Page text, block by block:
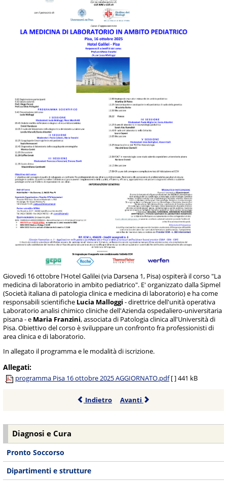
Giovedì 16 ottobre l'Hotel Galilei (via Darsena 1, Pisa) ospiterà il corso "La
medicina di laboratorio in ambito pediatrico". E' organizzato dalla Sipmel
(Società italiana di patologia clinica e medicina di laboratorio) e ha come
responsabili scientifiche Lucia Malloggi - direttrice dell'unità operativa
Laboratorio analisi chimico cliniche dell'Azienda ospedaliero-universitaria
pisana - e Maria Franzini, associata di Patologia clinica all'Università di
Pisa. Obiettivo del corso è sviluppare un confronto fra professionisti di
area clinica e di laboratorio.
In allegato il programma e le modalità di iscrizione.
Allegati:
programma Pisa 16 ottobre 2025 AGGIORNATO.pdf [ ]441 kB
Indietro Avanti
Diagnosi e Cura
Pronto Soccorso
Dipartimenti e strutture